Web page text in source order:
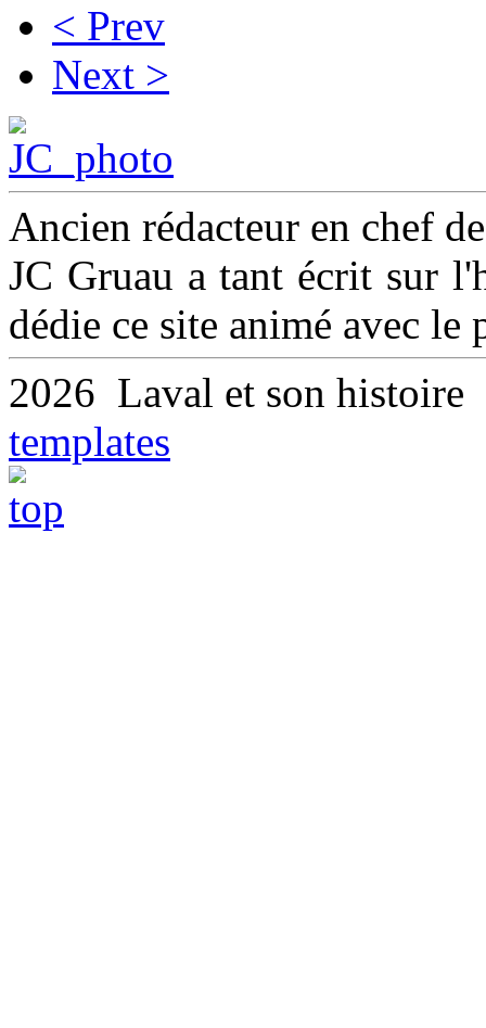
< Prev
Next >
Ancien rédacteur en chef
JC Gruau a tant écrit sur
dédie ce site animé avec
2026 Laval et son
templates